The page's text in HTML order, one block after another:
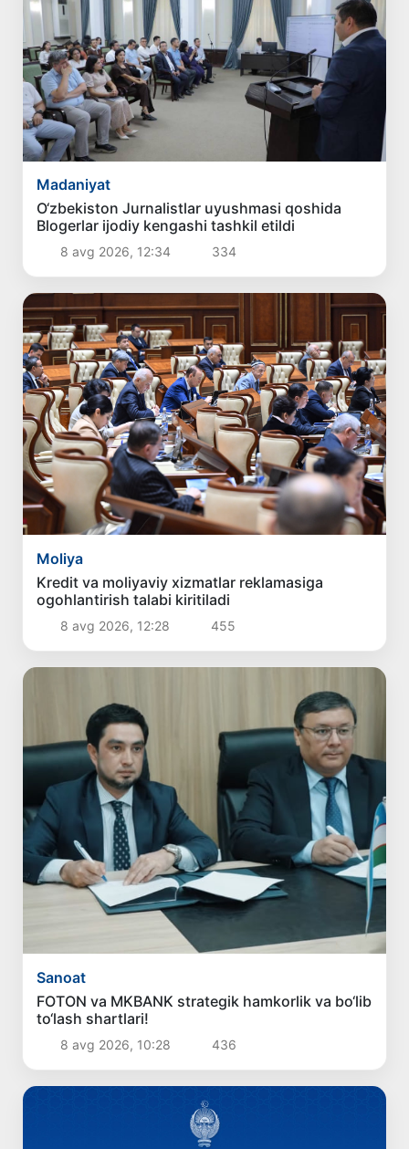
Madaniyat
O‘zbekiston Jurnalistlar uyushmasi qoshida
Blogerlar ijodiy kengashi tashkil etildi
8 avg 2026, 12:34 334
Moliya
Kredit va moliyaviy xizmatlar reklamasiga
ogohlantirish talabi kiritiladi
8 avg 2026, 12:28 455
Sanoat
FOTON va MKBANK strategik hamkorlik va bo‘lib
to‘lash shartlari!
8 avg 2026, 10:28 436